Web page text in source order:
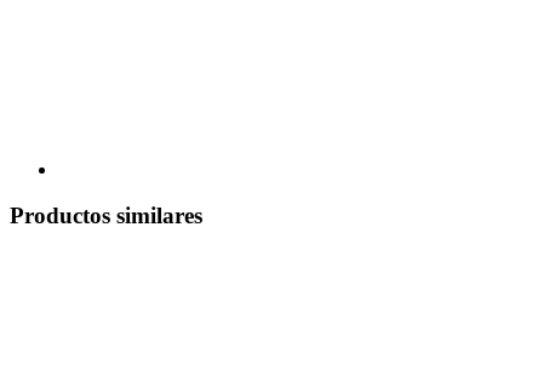
Productos similares